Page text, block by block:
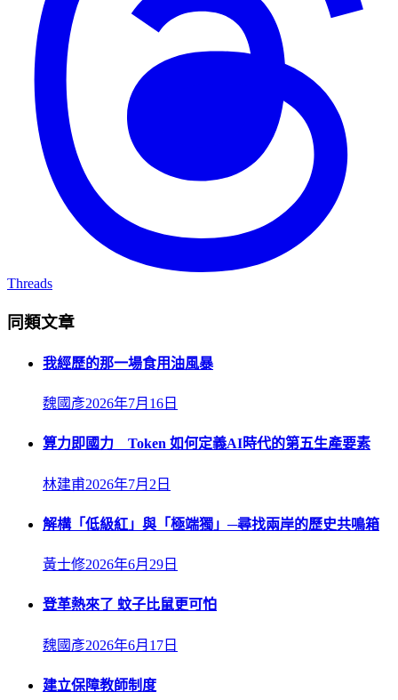
Threads
同類文章
我經歷的那一場食用油風暴
魏國彥2026年7月16日
算力即國力 Token 如何定義AI時代的第五生產要素
林建甫2026年7月2日
解構「低級紅」與「極端獨」─尋找兩岸的歷史共鳴箱
黃士修2026年6月29日
登革熱來了 蚊子比鼠更可怕
魏國彥2026年6月17日
建立保障教師制度